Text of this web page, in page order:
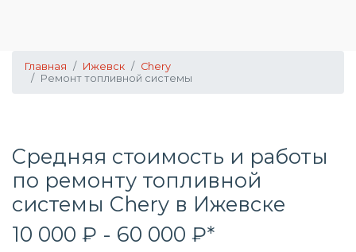
Главная Ижевск
Chery
Ремонт топливной системы
Средняя стоимость и работы
по ремонту топливной
системы Chery в Ижевске
10 000 ₽ - 60 000 ₽*